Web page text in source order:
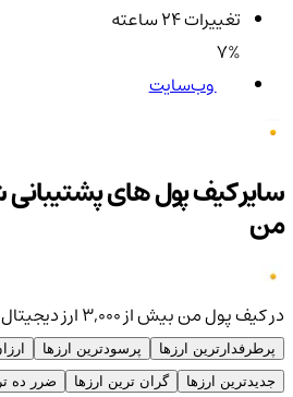
تغییرات ۲۴ ساعته
7%
وب‌سایت
سایر کیف پول های پشتیبانی
من
در کیف پول من بیش از ۳,۰۰۰ ارز دیجیتال قابل معامله وجود دارد
پرطرفدارترین ارزها پرسودترین ارزها
جدیدترین ارزها
گران ترین ارزها ضرر ده